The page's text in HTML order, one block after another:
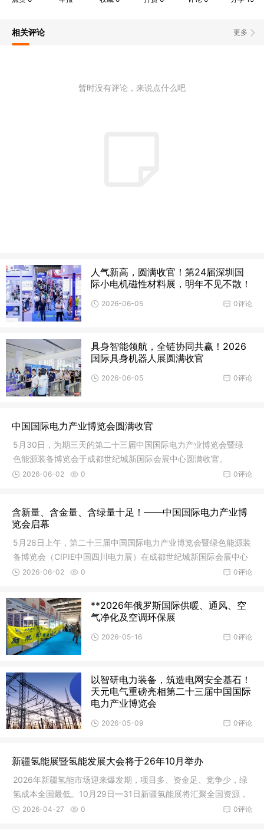
更多
相关评论
暂时没有评论，来说点什么吧
人气新高，圆满收官！第24届深圳国
际小电机磁性材料展，明年不见不散！
0评论
2026-06-05
具身智能领航，全链协同共赢！2026
国际具身机器人展圆满收官
0评论
2026-06-05
中国国际电力产业博览会圆满收官
5月30日，为期三天的第二十三届中国国际电力产业博览会暨绿
色能源装备博览会于成都世纪城新国际会展中心圆满收官。
0评论
2026-06-02 0
含新量、含金量、含绿量十足！——中国国际电力产业博
览会启幕
5月28日上午，第二十三届中国国际电力产业博览会暨绿色能源装
备博览会（CIPIE中国四川电力展）在成都世纪城新国际会展中心
隆重开幕。
0评论
2026-06-02 0
**2026年俄罗斯国际供暖、通风、空
气净化及空调环保展
0评论
2026-05-16
以智研电力装备，筑造电网安全基石！
天元电气重磅亮相第二十三届中国国际
电力产业博览会
0评论
2026-05-09
新疆氢能展暨氢能发展大会将于26年10月举办
2026年新疆氢能市场迎来爆发期，项目多、资金足、竞争少，绿
氢成本全国最低。10月29日—31日新疆氢能展将汇聚全国资源，
助力企业精准对接订单，抢占西北氢能核心市场。
0评论
2026-04-27 0